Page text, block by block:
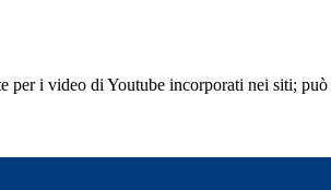
per i video di Youtube incorporati nei siti;